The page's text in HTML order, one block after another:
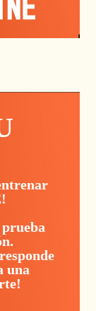
prueba
una